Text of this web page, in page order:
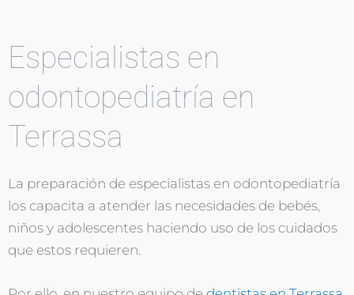
Especialistas en
odontopediatría en
Terrassa
La preparación de especialistas en odontopediatría
los capacita a atender las necesidades de bebés,
niños y adolescentes haciendo uso de los cuidados
que estos requieren.